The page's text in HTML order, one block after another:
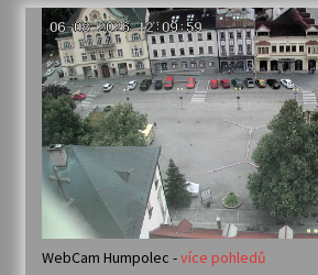
WebCam Humpolec -více pohledů